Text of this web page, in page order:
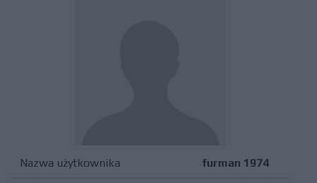
Nazwa użytkownika furman 1974